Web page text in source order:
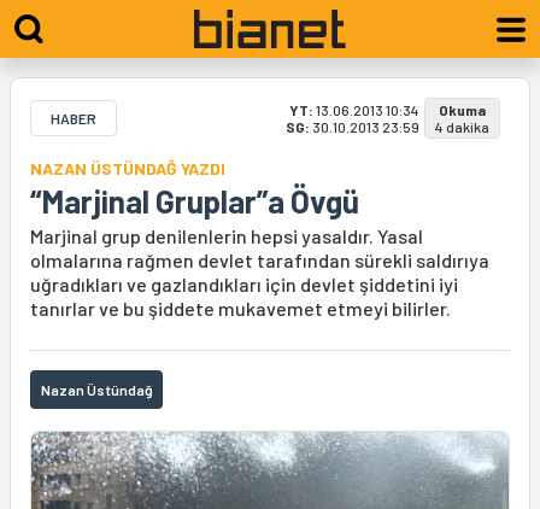
HABER YT: 13.06.2013 10:34
SG: 30.10.2013 23:59
Okuma
4 dakika
NAZAN ÜSTÜNDAĞ YAZDI
“Marjinal Gruplar”a Övgü
Marjinal grup denilenlerin hepsi yasaldır. Yasal
olmalarına rağmen devlet tarafından sürekli saldırıya
uğradıkları ve gazlandıkları için devlet şiddetini iyi
tanırlar ve bu şiddete mukavemet etmeyi bilirler.
Nazan Üstündağ